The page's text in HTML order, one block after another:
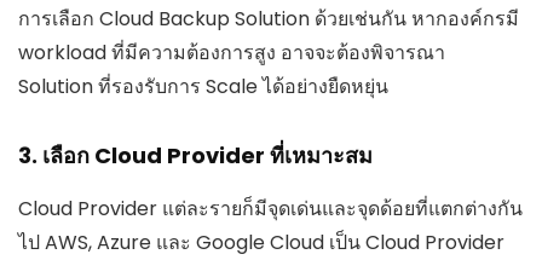
การเลือก Cloud Backup Solution ด้วยเช่นกัน หากองค์กรมี
workload ที่มีความต้องการสูง อาจจะต้องพิจารณา
Solution ที่รองรับการ Scale ได้อย่างยืดหยุ่น
3. เลือก Cloud Provider ที่เหมาะสม
Cloud Provider แต่ละรายก็มีจุดเด่นและจุดด้อยที่แตกต่างกัน
ไป AWS, Azure และ Google Cloud เป็น Cloud Provider